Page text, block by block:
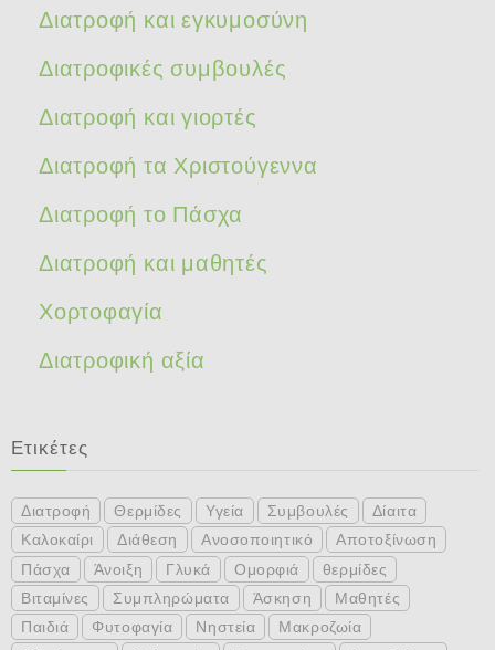
Διατροφή και εγκυμοσύνη
Διατροφικές συμβουλές
Διατροφή και γιορτές
Διατροφή τα Χριστούγεννα
Διατροφή το Πάσχα
Διατροφή και μαθητές
Χορτοφαγία
Διατροφική αξία
Ετικέτες
Διατροφή Θερμίδες Υγεία Συμβουλές
Δίαιτα
Καλοκαίρι
Διάθεση Ανοσοποιητικό
Αποτοξίνωση
Πάσχα
Άνοιξη Γλυκά Ομορφιά
θερμίδες
Βιταμίνες
Συμπληρώματα Άσκηση
Μαθητές
Παιδιά
Φυτοφαγία Νηστεία
Μακροζωία